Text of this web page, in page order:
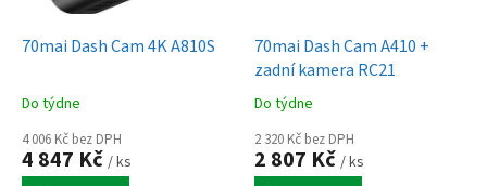
70mai Dash Cam 4K A810S
Do týdne
4 006 Kč bez DPH
4 847 Kč / ks
70mai Dash Cam A410 +
zadní kamera RC21
Do týdne
2 320 Kč bez DPH
2 807 Kč / ks